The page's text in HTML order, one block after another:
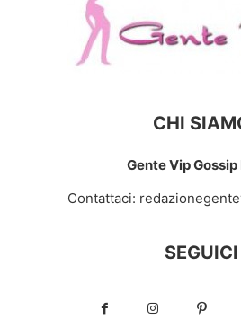
CHI
Gente Vip Gossip
Contattaci:
SEGUICI